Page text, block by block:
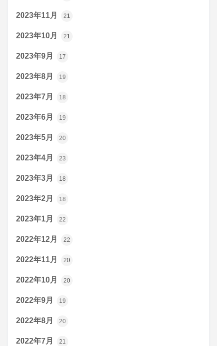
2023年11月 21
2023年10月 21
2023年9月 17
2023年8月 19
2023年7月 18
2023年6月 19
2023年5月 20
2023年4月 23
2023年3月 18
2023年2月 18
2023年1月 22
2022年12月 22
2022年11月 20
2022年10月 20
2022年9月 19
2022年8月 20
2022年7月 21